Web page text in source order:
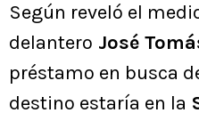
Según reveló el
delantero José
préstamo en busca
destino estaría en la